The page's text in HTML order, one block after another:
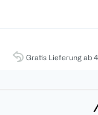
Gratis Lieferung ab